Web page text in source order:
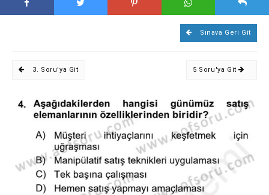
Sınava Geri Git
3. Soru'ya Git 5 Soru'ya Git